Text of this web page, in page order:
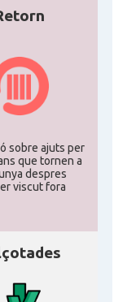
sobre ajuts per
que tornen a
despres
viscut fora